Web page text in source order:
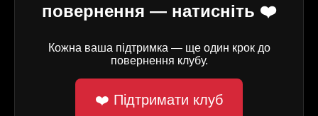
повернення — натисніть ❤️
Кожна ваша підтримка — ще один крок до
повернення клубу.
❤️ Підтримати клуб